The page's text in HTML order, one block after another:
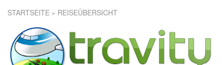
STARTSEITE » REISEÜBERSICHT